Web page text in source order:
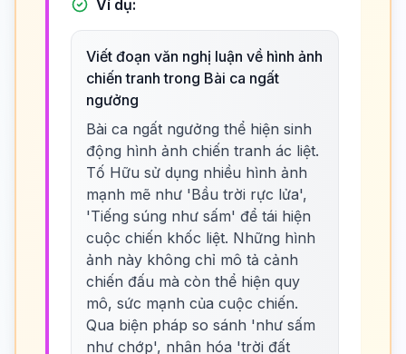
Ví dụ:
Viết đoạn văn nghị luận về hình ảnh
chiến tranh trong Bài ca ngất
ngưởng
Bài ca ngất ngưởng thể hiện sinh
động hình ảnh chiến tranh ác liệt.
Tố Hữu sử dụng nhiều hình ảnh
mạnh mẽ như 'Bầu trời rực lửa',
'Tiếng súng như sấm' để tái hiện
cuộc chiến khốc liệt. Những hình
ảnh này không chỉ mô tả cảnh
chiến đấu mà còn thể hiện quy
mô, sức mạnh của cuộc chiến.
Qua biện pháp so sánh 'như sấm
như chớp', nhân hóa 'trời đất